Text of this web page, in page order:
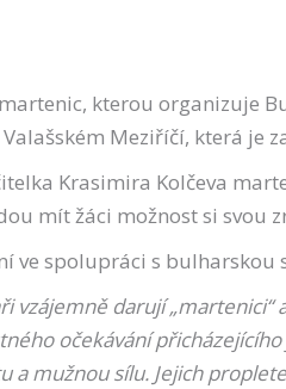
kterou organizuje
Meziříčí, která je
Krasimira Kolčeva
mít žáci možnost si svou
ve spolupráci s bulharskou
vzájemně darují
očekávání
a mužnou sílu. Jejich